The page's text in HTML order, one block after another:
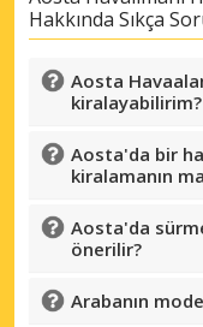
Hakkında Sıkça
Aosta
kiralayabilirim?
Aosta'da bir
kiralamanın
Aosta'da
önerilir?
Arabanın